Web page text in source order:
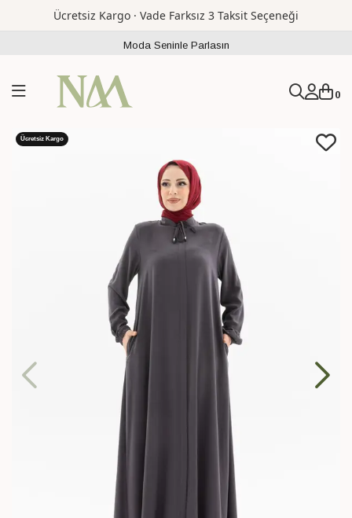
Ücretsiz Kargo · Vade Farksız 3 Taksit Seçeneği
Moda Seninle Parlasın
0
Ücretsiz Kargo